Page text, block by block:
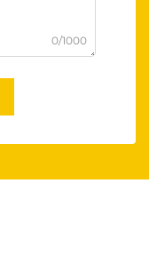
0/1000